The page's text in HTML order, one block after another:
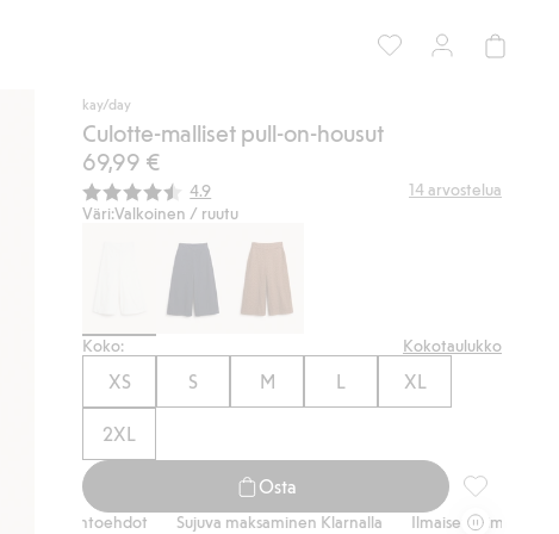
kay/day
Culotte-malliset pull-on-housut
69,99 €
Keskimääräinen luokitus:
4.9 14arvostelua
Väri:Valkoinen / ruutu
Koko: Kokotaulukko
XS S M L XL
2XL
Osta
Culotte-
Sujuva maksaminen Klarnalla Ilmaiset